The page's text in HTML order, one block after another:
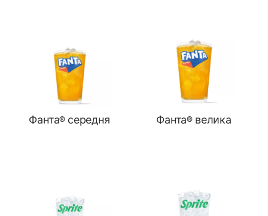
Фанта® середня Фанта® велика